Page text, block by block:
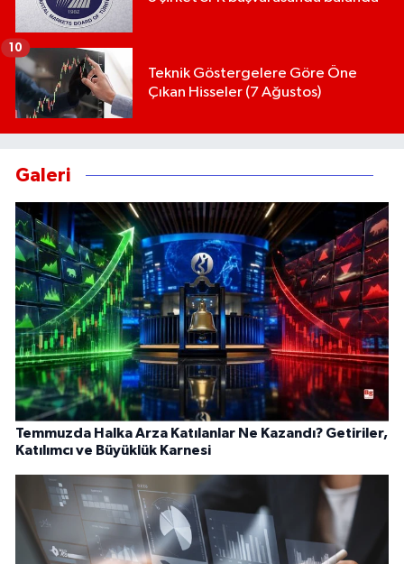
Teknik Göstergelere Göre Öne
Çıkan Hisseler (7 Ağustos)
10
Galeri
Temmuzda Halka Arza Katılanlar Ne Kazandı? Getiriler,
Katılımcı ve Büyüklük Karnesi